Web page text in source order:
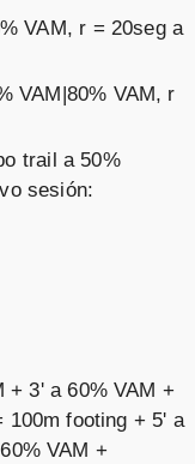
VAM, r = 20seg a
VAM|80% VAM, r
trail a 50%
sesión:
+ 3' a 60% VAM +
100m footing + 5' a
VAM +